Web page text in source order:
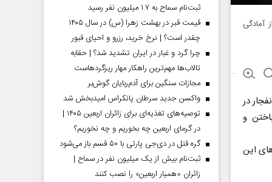
آمادگی
در
و
این
ثبت‌نام سماح به ۱.۷ میلیون نفر رسید
قیمت قبر در بهشت زهرا (س) در سال ۱۴۰۵
چقدر است؟ | نرخ خرید، رزرو و احیای قبور
چرا گرد و غبار در ایران تشدید شد؟ | حقابه
تالاب‌ها مهم‌ترین راهکار مهار ریزگردهاست
مجازات سنگین برای آدم‌ربایان گوش‌بر
واکسن جدید سرطان پانکراس امیدبخش شد
توصیه‌های تغذیه‌ای برای زائران اربعین ۱۴۰۵ |
در گرمای اربعین چه بخوریم و چه نخوریم؟
گره قتل در دی‌جی پارتی با ۵۰ قسم باز می‌شود
ثبت‌نام بیش از یک میلیون نفر در سماح |
زائران «همیار اربعین» را نصب کنند